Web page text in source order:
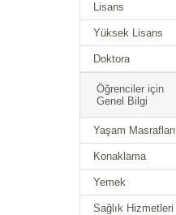
Lisans
Yüksek Lisans
Doktora
Öğrenciler için
Genel Bilgi
Yaşam Masrafları
Konaklama
Yemek
Sağlık Hizmetleri